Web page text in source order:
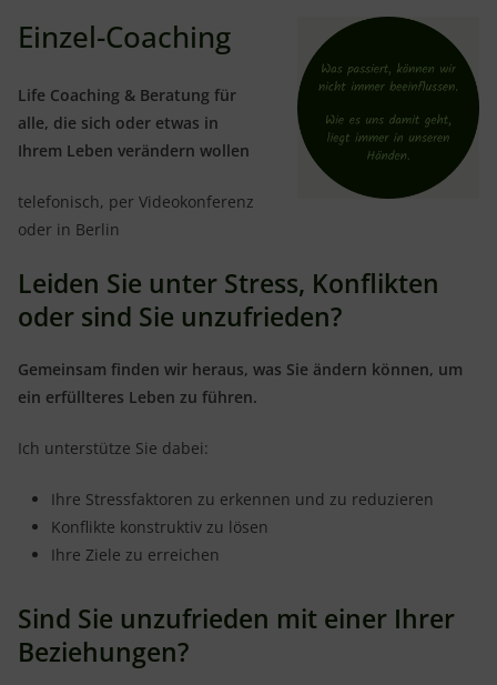
Einzel-Coaching
Life Coaching & Beratung für
alle, die sich oder etwas in
Ihrem Leben verändern wollen
telefonisch, per Videokonferenz
oder in Berlin
Leiden Sie unter Stress, Konflikten
oder sind Sie unzufrieden?
Gemeinsam finden wir heraus, was Sie ändern können, um
ein erfüllteres Leben zu führen.
Ich unterstütze Sie dabei:
Ihre Stressfaktoren zu erkennen und zu reduzieren
Konflikte konstruktiv zu lösen
Ihre Ziele zu erreichen
Sind Sie unzufrieden mit einer Ihrer
Beziehungen?